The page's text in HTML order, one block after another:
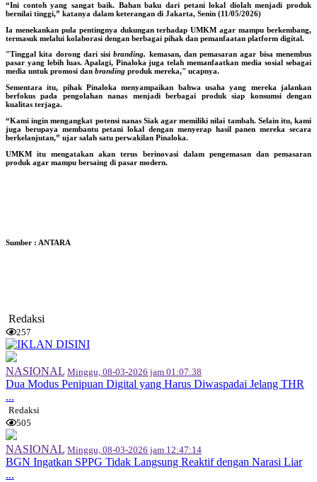
“Ini contoh yang sangat baik. Bahan baku dari petani lokal diolah menjadi produk
bernilai tinggi,” katanya dalam keterangan di Jakarta, Senin (11/05/2026)
Ia menekankan pula pentingnya dukungan terhadap UMKM agar mampu berkembang,
termasuk melalui kolaborasi dengan berbagai pihak dan pemanfaatan platform digital.
"Tinggal kita dorong dari sisibranding, kemasan, dan pemasaran agar bisa menembus
pasar yang lebih luas. Apalagi, Pinaloka juga telah memanfaatkan media sosial sebagai
media untuk promosi dan branding produk mereka," ucapnya.
Sementara itu, pihak Pinaloka menyampaikan bahwa usaha yang mereka jalankan
berfokus pada pengolahan nanas menjadi berbagai produk siap konsumsi dengan
kualitas terjaga.
“Kami ingin mengangkat potensi nanas Siak agar memiliki nilai tambah. Selain itu, kami
juga berupaya membantu petani lokal dengan menyerap hasil panen mereka secara
berkelanjutan,” ujar salah satu perwakilan Pinaloka.
UMKM itu mengatakan akan terus berinovasi dalam pengemasan dan pemasaran
produk agar mampu bersaing di pasar modern.
Sumber : ANTARA
Redaksi
257
NASIONAL Minggu, 08-03-2026 jam 01:07:38
Dua Modus Penipuan Digital yang Harus Diwaspadai Jelang THR
...
Redaksi
505
NASIONAL Minggu, 08-03-2026 jam 12:47:14
BGN Ingatkan SPPG Tidak Langsung Reaktif dengan Narasi Liar
...